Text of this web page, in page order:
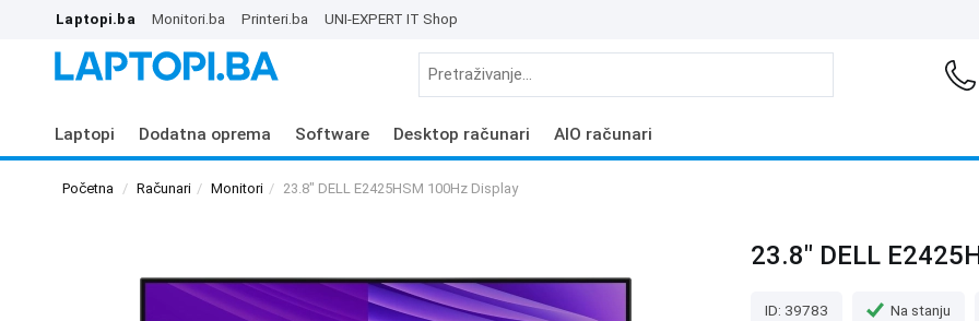
Laptopi.ba Monitori.ba Printeri.ba UNI-EXPERT IT Shop
Laptopi Dodatna oprema Software Desktop računari AIO računari
Početna Računari Monitori 23.8" DELL E2425HSM 100Hz Display
23.8" DELL
ID: 39783 Na stanju